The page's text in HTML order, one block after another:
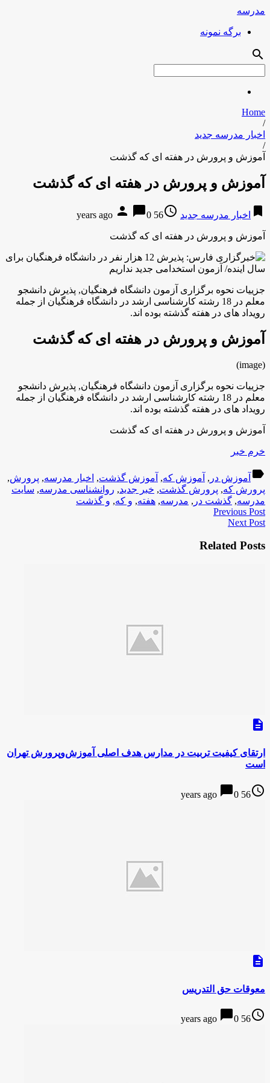
مدرسه
برگه نمونه
search
Home
/
اخبار مدرسه جدید
/
آموزش و پرورش در هفته ای که گذشت
آموزش و پرورش در هفته ای که گذشت
bookmark اخبار مدرسه جدید access_time
56 years ago
person chat_bubble0
آموزش و پرورش در هفته ای که گذشت
جزییات نحوه برگزاری آزمون دانشگاه فرهنگیان, پذیرش دانشجو
معلم در 18 رشته کارشناسی ارشد در دانشگاه فرهنگیان از جمله
رویداد های در هفته گذشته بوده اند.
آموزش و پرورش در هفته ای که گذشت
(image)
جزییات نحوه برگزاری آزمون دانشگاه فرهنگیان, پذیرش دانشجو
معلم در 18 رشته کارشناسی ارشد در دانشگاه فرهنگیان از جمله
رویداد های در هفته گذشته بوده اند.
آموزش و پرورش در هفته ای که گذشت
خرم خبر
label آموزش در , آموزش که, آموزش گذشت, اخبار مدرسه, پرورش,
پرورش که, پرورش گذشت, خبر جدید, روانشناسی مدرسه, سایت
مدرسه, گذشت در , مدرسه, هفته, و که, و گذشت
Previous Post
Next Post
Related Posts
description
ارتقای کیفیت تربیت در مدارس هدف اصلی آموزش‌وپرورش تهران
است
access_time
56 years ago
chat_bubble0
description
معوقات حق التدریس
access_time
56 years ago
chat_bubble0